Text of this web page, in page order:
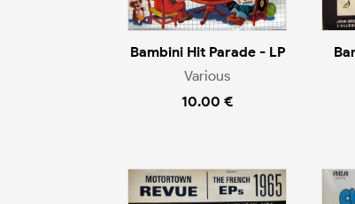
Bambini Hit Parade - LP
Various
10.00 €